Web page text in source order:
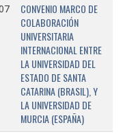
CONVENIO MARCO DE
COLABORACIÓN
UNIVERSITARIA
INTERNACIONAL ENTRE
LA UNIVERSIDAD DEL
ESTADO DE SANTA
CATARINA (BRASIL), Y
LA UNIVERSIDAD DE
MURCIA (ESPAÑA)